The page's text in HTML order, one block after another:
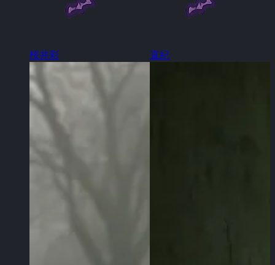
桜井彩 直紀